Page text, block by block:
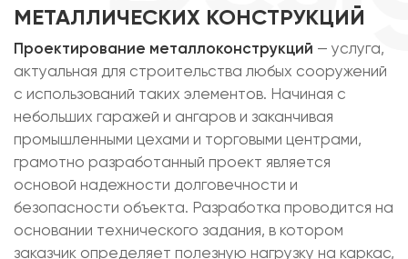
МЕТАЛЛИЧЕСКИХ КОНСТРУКЦИЙ
Проектирование металлоконструкций — услуга,
актуальная для строительства любых сооружений
с использований таких элементов. Начиная с
небольших гаражей и ангаров и заканчивая
промышленными цехами и торговыми центрами,
грамотно разработанный проект является
основой надежности долговечности и
безопасности объекта. Разработка проводится на
основании технического задания, в котором
заказчик определяет полезную нагрузку на каркас,